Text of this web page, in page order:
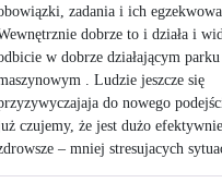
zadania i ich
dobrze to i działa i
w dobrze działającym parku
. Ludzie jeszcze się
do nowego
czujemy, że jest dużo
– mniej stresujacych